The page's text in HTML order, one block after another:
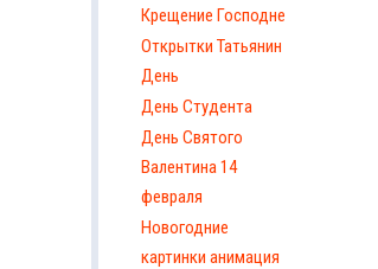
Крещение Господне
Открытки Татьянин
День
День Студента
День Святого
Валентина 14
февраля
Новогодние
картинки анимация